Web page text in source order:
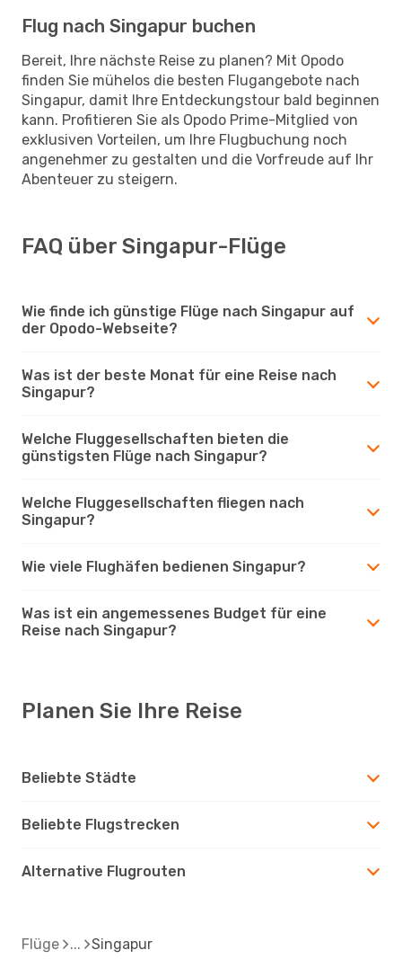
Flug nach Singapur buchen
Bereit, Ihre nächste Reise zu planen? Mit Opodo
finden Sie mühelos die besten Flugangebote nach
Singapur, damit Ihre Entdeckungstour bald beginnen
kann. Profitieren Sie als Opodo Prime-Mitglied von
exklusiven Vorteilen, um Ihre Flugbuchung noch
angenehmer zu gestalten und die Vorfreude auf Ihr
Abenteuer zu steigern.
FAQ über Singapur-Flüge
Wie finde ich günstige Flüge nach Singapur auf
der Opodo-Webseite?
Was ist der beste Monat für eine Reise nach
Singapur?
Welche Fluggesellschaften bieten die
günstigsten Flüge nach Singapur?
Welche Fluggesellschaften fliegen nach
Singapur?
Wie viele Flughäfen bedienen Singapur?
Was ist ein angemessenes Budget für eine
Reise nach Singapur?
Planen Sie Ihre Reise
Beliebte Städte
Beliebte Flugstrecken
Alternative Flugrouten
Flüge Singapur